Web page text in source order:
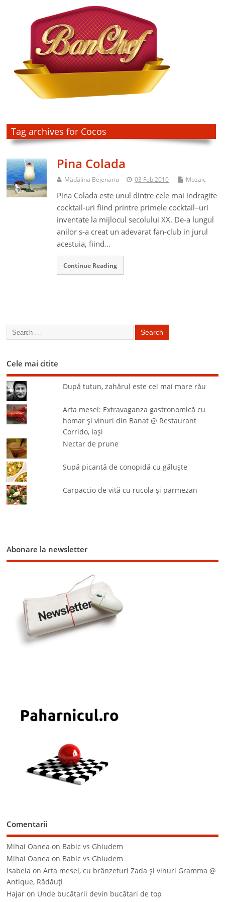
Tag archives for Cocos
Pina Colada
Mădălina Bejenariu 03 Feb 2010 Mozaic
Pina Colada este unul dintre cele mai indragite
cocktail-uri fiind printre primele cocktail–uri
inventate la mijlocul secolului XX. De-a lungul
anilor s-a creat un adevarat fan-club in jurul
acestuia, fiind…
Continue Reading
Cele mai citite
După tutun, zahărul este cel mai mare rău
Arta mesei: Extravaganza gastronomică cu
homar şi vinuri din Banat @ Restaurant
Corrido, Iaşi
Nectar de prune
Supă picantă de conopidă cu găluşte
Carpaccio de vită cu rucola şi parmezan
Abonare la newsletter
Comentarii
Mihai Oanea on Babic vs Ghiudem
Mihai Oanea on Babic vs Ghiudem
Isabela onArta mesei, cu brânzeturi Zada şi vinuri Gramma @
Antique, Rădăuţi
Hajar on Unde bucătarii devin bucătari de top